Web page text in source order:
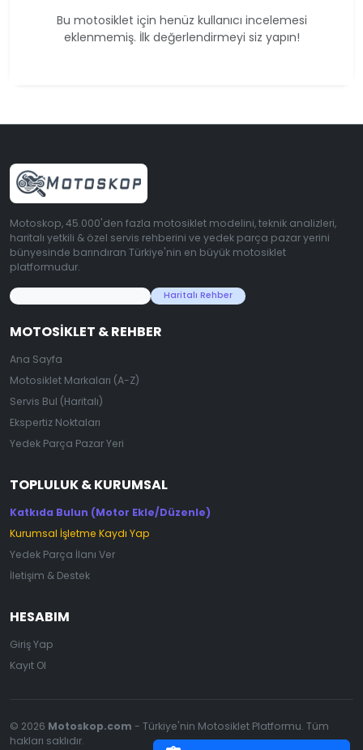
Bu motosiklet için henüz kullanıcı incelemesi
eklenmemiş. İlk değerlendirmeyi siz yapın!
Motoskop, 45.000'den fazla motosiklet modelini, teknik analizleri,
haritalı yetkili & özel servis rehberini ve yedek parça pazar yerini
bünyesinde barındıran Türkiye'nin en büyük motosiklet
platformudur.
Haritalı Rehber
MOTOSIKLET & REHBER
Ana Sayfa
Motosiklet Markaları (A-Z)
Servis Bul (Haritalı)
Ekspertiz Noktaları
Yedek Parça Pazar Yeri
TOPLULUK & KURUMSAL
Katkıda Bulun (Motor Ekle/Düzenle)
Kurumsal İşletme Kaydı Yap
Yedek Parça İlanı Ver
İletişim & Destek
HESABIM
Giriş Yap
Kayıt Ol
© 2026 Motoskop.com - Türkiye'nin Motosiklet Platformu. Tüm
hakları saklıdır.